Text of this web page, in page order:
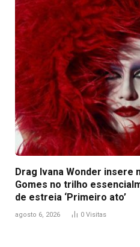
Drag Ivana Wonder insere
Gomes no trilho
de estreia ‘Primeiro ato’
agosto 6, 2026 0 Visitas